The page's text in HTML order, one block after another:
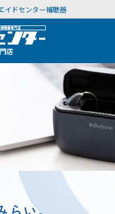
イドセンター補聴器